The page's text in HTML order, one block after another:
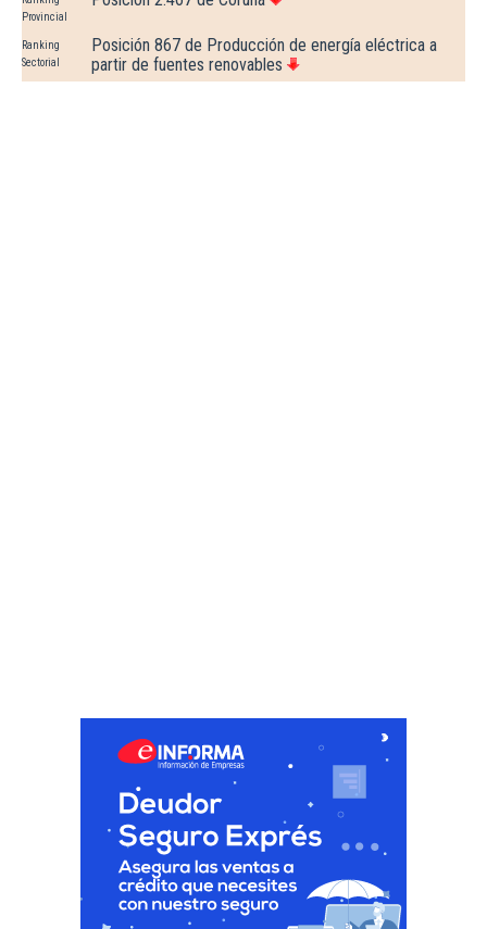
Provincial
Ranking
Sectorial
Posición 867 de Producción de energía eléctrica a
partir de fuentes renovables